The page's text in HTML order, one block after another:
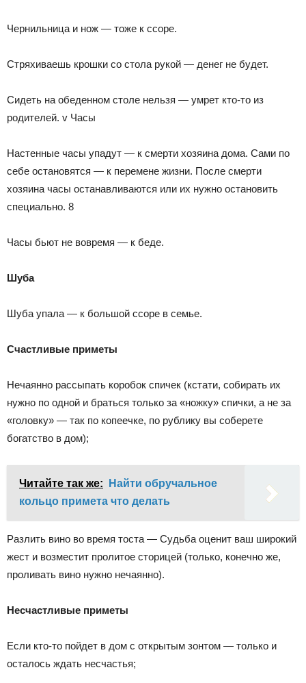
Чернильница и нож — тоже к ссоре.
Стряхиваешь крошки со стола рукой — денег не будет.
Сидеть на обеденном столе нельзя — умрет кто-то из
родителей. v Часы
Настенные часы упадут — к смерти хозяина дома. Сами по
себе остановятся — к перемене жизни. После смерти
хозяина часы останавливаются или их нужно остановить
специально. 8
Часы бьют не вовремя — к беде.
Шуба
Шуба упала — к большой ссоре в семье.
Счастливые приметы
Нечаянно рассыпать коробок спичек (кстати, собирать их
нужно по одной и браться только за «ножку» спички, а не за
«головку» — так по копеечке, по рублику вы соберете
богатство в дом);
Читайте так же:
Найти обручальное
кольцо примета что делать
Разлить вино во время тоста — Судьба оценит ваш широкий
жест и возместит пролитое сторицей (только, конечно же,
проливать вино нужно нечаянно).
Несчастливые приметы
Если кто-то пойдет в дом с открытым зонтом — только и
осталось ждать несчастья;